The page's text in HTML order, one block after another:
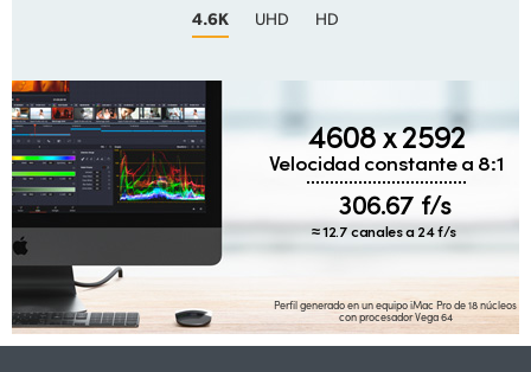
4.6K UHD HD
4608 x 2592
Velocidad constante a 8:1
306.67 f/s
≈ 12.7 canales a 24 f/s
Perfil generado en un equipo iMac Pro de 18 núcleos
con procesador Vega 64